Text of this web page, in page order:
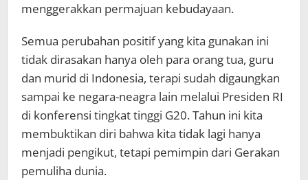
menggerakkan permajuan kebudayaan.
Semua perubahan positif yang kita gunakan ini
tidak dirasakan hanya oleh para orang tua, guru
dan murid di Indonesia, terapi sudah digaungkan
sampai ke negara-neagra lain melalui Presiden RI
di konferensi tingkat tinggi G20. Tahun ini kita
membuktikan diri bahwa kita tidak lagi hanya
menjadi pengikut, tetapi pemimpin dari Gerakan
pemuliha dunia.